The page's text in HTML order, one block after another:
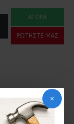
ΑΓΟΡΆ
ΡΩΤΉΣΤΕ ΜΑΣ